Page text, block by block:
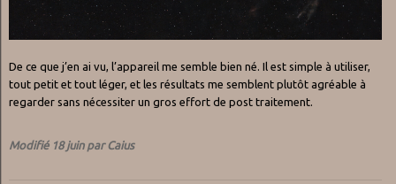
De ce que j’en ai vu, l’appareil me semble bien né. Il est simple à utiliser,
tout petit et tout léger, et les résultats me semblent plutôt agréable à
regarder sans nécessiter un gros effort de post traitement.
Modifié 18 juinpar Caius